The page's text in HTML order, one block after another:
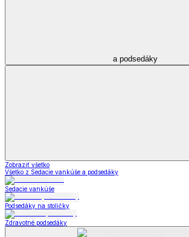
a podsedáky
Zobraziť všetko
Všetko z Sedacie vankúše a podsedáky
Sedacie vankúše
Podsedáky na stoličky
Zdravotné podsedáky